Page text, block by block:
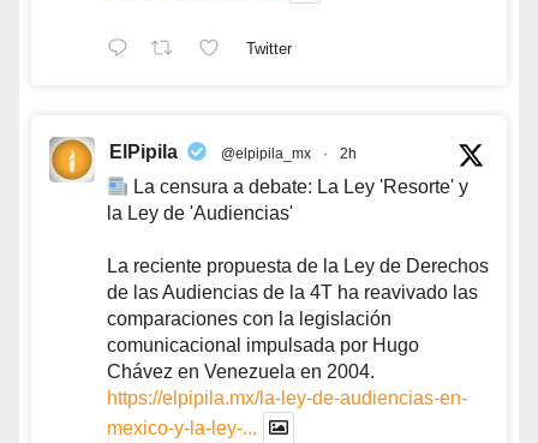
Twitter
ElPipila @elpipila_mx · 2h
La censura a debate: La Ley 'Resorte' y
la Ley de 'Audiencias'
La reciente propuesta de la Ley de Derechos
de las Audiencias de la 4T ha reavivado las
comparaciones con la legislación
comunicacional impulsada por Hugo
Chávez en Venezuela en 2004.
https://elpipila.mx/la-ley-de-audiencias-en-
mexico-y-la-ley-...